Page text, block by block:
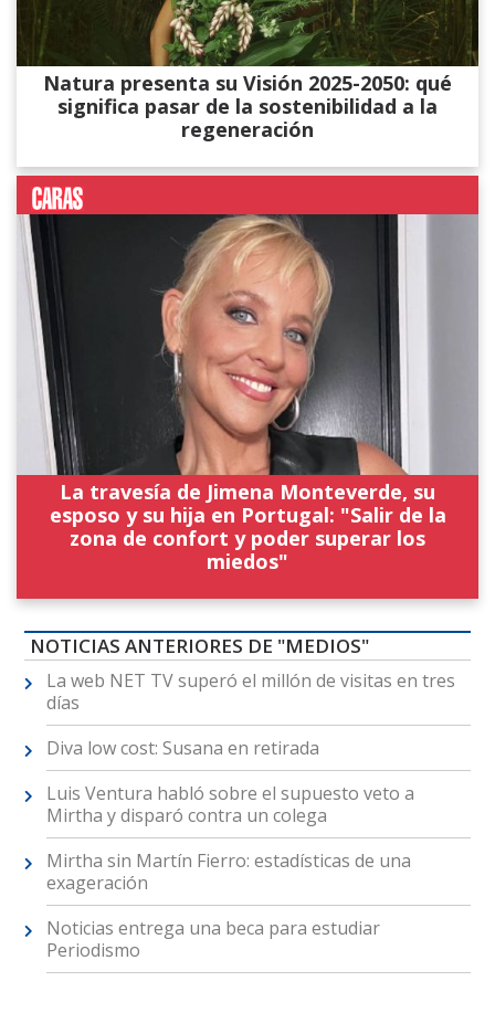
Natura presenta su Visión 2025-2050: qué
significa pasar de la sostenibilidad a la
regeneración
La travesía de Jimena Monteverde, su
esposo y su hija en Portugal: "Salir de la
zona de confort y poder superar los
miedos"
NOTICIAS ANTERIORES DE "MEDIOS"
La web NET TV superó el millón de visitas en tres
días
Diva low cost: Susana en retirada
Luis Ventura habló sobre el supuesto veto a
Mirtha y disparó contra un colega
Mirtha sin Martín Fierro: estadísticas de una
exageración
Noticias entrega una beca para estudiar
Periodismo